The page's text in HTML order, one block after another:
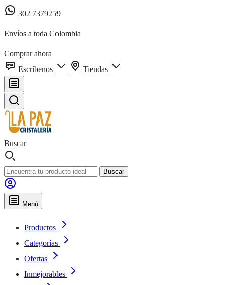
302 7379259
Envíos a toda Colombia
Comprar ahora
Escríbenos
Tiendas
Buscar
Buscar
Menú
Productos
Categorías
Ofertas
Inmejorables